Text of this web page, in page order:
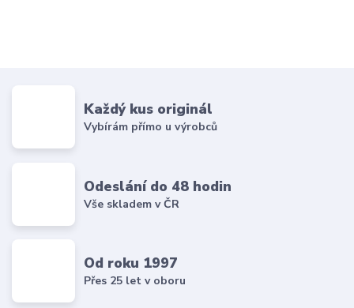
Každý kus originál
Vybírám přímo u výrobců
Odeslání do 48 hodin
Vše skladem v ČR
Od roku 1997
Přes 25 let v oboru